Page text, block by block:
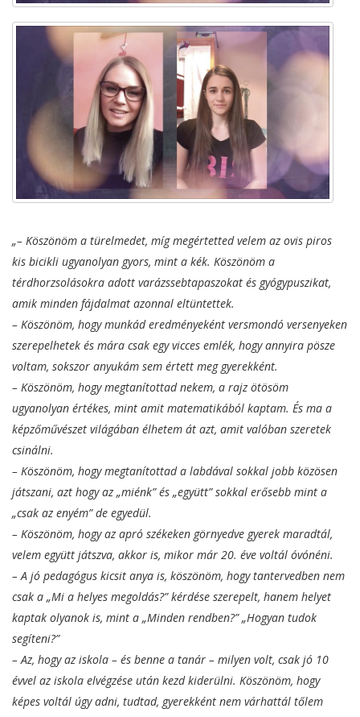
„– Köszönöm a türelmedet, míg megértetted velem az ovis piros
kis bicikli ugyanolyan gyors, mint a kék. Köszönöm a
térdhorzsolásokra adott varázssebtapaszokat és gyógypuszikat,
amik minden fájdalmat azonnal eltüntettek.
– Köszönöm, hogy munkád eredményeként versmondó versenyeken
szerepelhetek és mára csak egy vicces emlék, hogy annyira pösze
voltam, sokszor anyukám sem értett meg gyerekként.
– Köszönöm, hogy megtanítottad nekem, a rajz ötösöm
ugyanolyan értékes, mint amit matematikából kaptam. És ma a
képzőművészet világában élhetem át azt, amit valóban szeretek
csinálni.
– Köszönöm, hogy megtanítottad a labdával sokkal jobb közösen
játszani, azt hogy az „miénk” és „együtt” sokkal erősebb mint a
„csak az enyém” de egyedül.
– Köszönöm, hogy az apró székeken görnyedve gyerek maradtál,
velem együtt játszva, akkor is, mikor már 20. éve voltál óvónéni.
– A jó pedagógus kicsit anya is, köszönöm, hogy tantervedben nem
csak a „Mi a helyes megoldás?” kérdése szerepelt, hanem helyet
kaptak olyanok is, mint a „Minden rendben?” „Hogyan tudok
segíteni?”
– Az, hogy az iskola – és benne a tanár – milyen volt, csak jó 10
évvel az iskola elvégzése után kezd kiderülni. Köszönöm, hogy
képes voltál úgy adni, tudtad, gyerekként nem várhattál tőlem